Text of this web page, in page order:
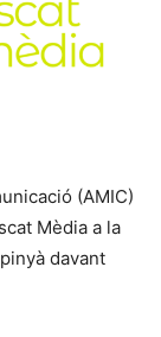
(AMIC)
Mèdia a la
davant